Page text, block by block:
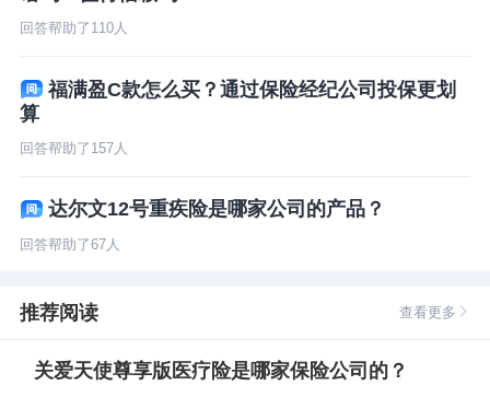
回答帮助了 110人
福满盈C款怎么买？通过保险经纪公司投保更划
算
回答帮助了 157人
达尔文12号重疾险是哪家公司的产品？
回答帮助了67人
推荐阅读 查看更多
关爱天使尊享版医疗险是哪家保险公司的？